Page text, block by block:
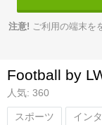
注意! ご利用の端末を
Football by
人気: 360
スポーツ イン